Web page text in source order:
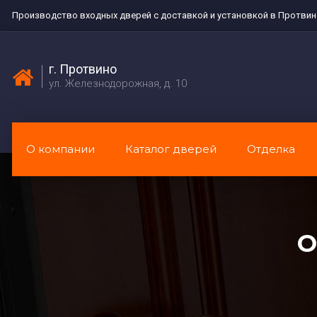
Производство входных дверей с доставкой и установкой в
г. Протвино
ул. Железнодорожная, д. 10
О компании Каталог дверей Отделка